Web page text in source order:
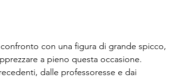
con una figura di grande spicco,
a pieno questa occasione.
dalle professoresse e dai